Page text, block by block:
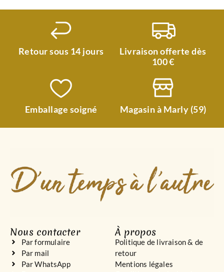
Retour sous 14 jours
Livraison offerte dès
100 €
Emballage soigné Magasin à Marly (59)
Nous contacter
Par formulaire
Par mail
Par WhatsApp
À propos
Politique de livraison & de
retour
Mentions légales